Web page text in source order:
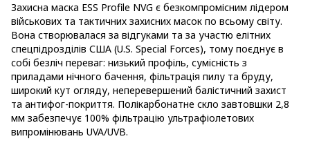
Захисна маска ESS Profile NVG є безкомпромісним лідером
військових та тактичних захисних масок по всьому світу.
Вона створювалася за відгуками та за участю елітних
спецпідрозділів США (U.S. Special Forces), тому поєднує в
собі безліч переваг: низький профіль, сумісність з
приладами нічного бачення, фільтрація пилу та бруду,
широкий кут огляду, неперевершений балістичний захист
та антифог-покриття. Полікарбонатне скло завтовшки 2,8
мм забезпечує 100% фільтрацію ультрафіолетових
випромінювань UVA/UVB.